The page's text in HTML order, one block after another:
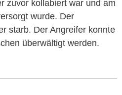
zuvor kollabiert war und am
wurde. Der
starb. Der Angreifer konnte
überwältigt werden.